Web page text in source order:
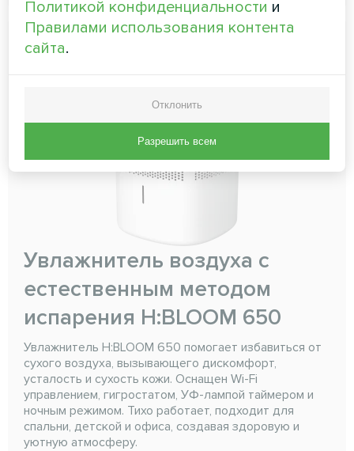
Увлажнитель воздуха с
естественным методом
испарения H:BLOOM 650
Увлажнитель H:BLOOM 650 помогает избавиться от
сухого воздуха, вызывающего дискомфорт,
усталость и сухость кожи. Оснащен Wi-Fi
управлением, гигростатом, УФ-лампой таймером и
ночным режимом. Тихо работает, подходит для
спальни, детской и офиса, создавая здоровую и
уютную атмосферу.
Политикой конфиденциальности и
Правилами использования контента
сайта.
Отклонить
Разрешить всем